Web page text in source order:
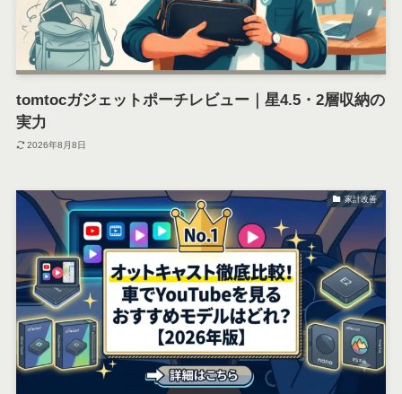
tomtocガジェットポーチレビュー｜星4.5・2層収納の
実力
2026年8月8日
家計改善